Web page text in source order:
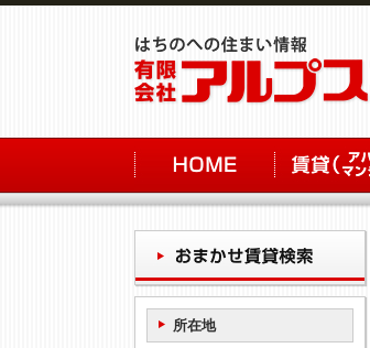
所在地